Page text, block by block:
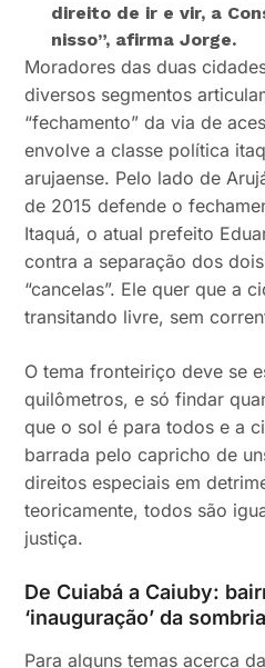
direito de ir e vir, a
nisso”, afirma Jorge.
Moradores das duas
diversos segmentos
“fechamento” da via de
envolve a classe política
arujaense. Pelo lado de
de 2015 defende o
Itaquá, o atual prefeito
contra a separação dos
“cancelas”. Ele quer que a
transitando livre, sem
O tema fronteiriço deve se
quilômetros, e só findar
que o sol é para todos e a
barrada pelo capricho de
direitos especiais em
teoricamente, todos são
justiça.
De Cuiabá a Caiuby:
‘inauguração’ da
Para alguns temas acerca